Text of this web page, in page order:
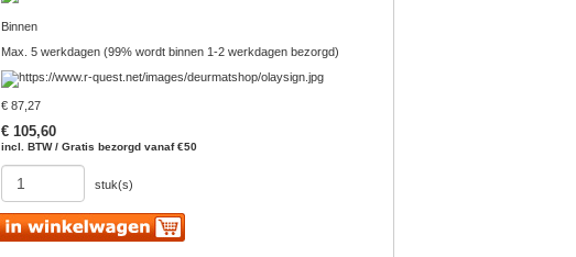
Binnen
Max. 5 werkdagen (99% wordt binnen 1-2 werkdagen bezorgd)
€ 87,27
€ 105,60
incl. BTW / Gratis bezorgd vanaf €50
stuk(s)